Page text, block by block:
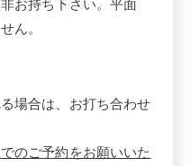
お持ち下さい。平面
ん。
場合は、お打ち合わせ
のご予約をお願いいた